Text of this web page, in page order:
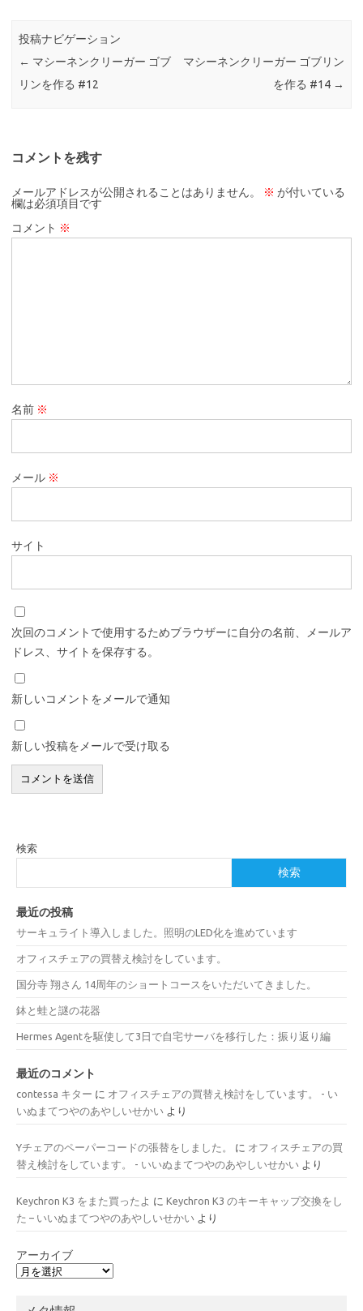
投稿ナビゲーション
← マシーネンクリーガー ゴブ
リンを作る #12
マシーネンクリーガー ゴブリン
を作る #14 →
コメントを残す
メールアドレスが公開されることはありません。 ※ が付いている
欄は必須項目です
コメント ※
名前 ※
メール ※
サイト
次回のコメントで使用するためブラウザーに自分の名前、メールア
ドレス、サイトを保存する。
新しいコメントをメールで通知
新しい投稿をメールで受け取る
検索
検索
最近の投稿
サーキュライト導入しました。照明のLED化を進めています
オフィスチェアの買替え検討をしています。
国分寺 翔さん 14周年のショートコースをいただいてきました。
鉢と蛙と謎の花器
Hermes Agentを駆使して3日で自宅サーバを移行した：振り返り編
最近のコメント
contessa キター に オフィスチェアの買替え検討をしています。 - い
いぬまてつやのあやしいせかい より
Yチェアのペーパーコードの張替をしました。 に オフィスチェアの買
替え検討をしています。 - いいぬまてつやのあやしいせかい より
Keychron K3 をまた買ったよ に Keychron K3 のキーキャップ交換をし
た – いいぬまてつやのあやしいせかい より
アーカイブ